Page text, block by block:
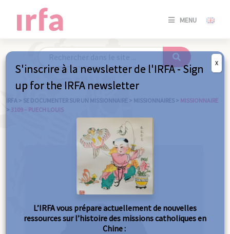
MENU
SE
/
IRFA > SE DOCUMENTER SUR UN MISSIONNAIRE > MISSIONNAIRES > MISSIONNAIRE
> 3109 – PUECH LOUIS
S'inscrire à la newsletter de l'IRFA - Sign
up for the IRFA newsletter
L’IRFA vous prépare actuellement de nouvelles
ressources sur l’histoire des missions catholiques en
Chine :
X